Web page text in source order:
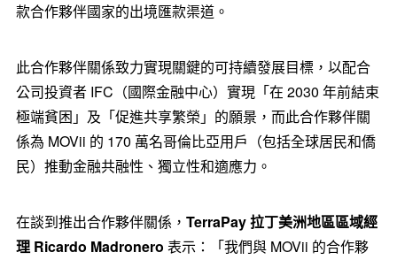
款合作夥伴國家的出境匯款渠道。
此合作夥伴關係致力實現關鍵的可持續發展目標，以配合
公司投資者 IFC（國際金融中心）實現「在 2030 年前結束
極端貧困」及「促進共享繁榮」的願景，而此合作夥伴關
係為 MOVii 的 170 萬名哥倫比亞用戶（包括全球居民和僑
民）推動金融共融性、獨立性和適應力。
在談到推出合作夥伴關係， TerraPay拉丁美洲地區區域經
理Ricardo Madronero 表示：「我們與 MOVii 的合作夥